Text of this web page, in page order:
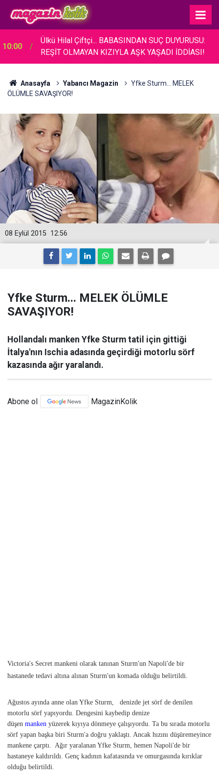
10:00
Ülkü Hilal Çiftçi... BABASINDAN SUÇ DUYURUSU:
REŞİT OLMAYAN KIZIYLA AŞK YAŞADI İDDİASI!
Anasayfa Yabancı Magazin
Yfke Sturm... MELEK
ÖLÜMLE SAVAŞIYOR!
12:56
08 Eylül 2015
Yfke Sturm... MELEK ÖLÜMLE
SAVAŞIYOR!
Hollandalı manken Yfke Sturm tatil için gittiği
İtalya'nın Ischia adasında geçirdiği motorlu sörf
kazasında ağır yaralandı.
Abone ol MagazinKolik
Victoria's Secret mankeni olarak tanınan Sturm'un Napoli'de bir
hastanede tedavi altına alınan Sturm'un komada olduğu belirtildi.
Ağustos ayında anne olan Yfke Sturm, denizde jet sörf de denilen
motorlu sörf yapıyordu. Dengesini kaybedip denize
düşen manken yüzerek kıyıya dönmeye çalışıyordu. Ta bu sırada motorlu
sörf yapan başka biri Sturm'a doğru yaklaştı. Ancak hızını düşüremeyince
mankene çarptı. Ağır yaralanan Yfke Sturm, hemen Napoli'de bir
hastaneye kaldırıldı. Genç kadının kafatasında ve omurgasında kırıklar
olduğu belirtildi.